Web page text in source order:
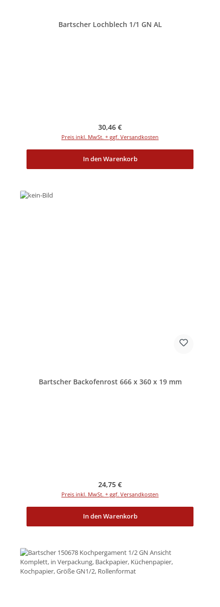
Bartscher Lochblech 1/1 GN AL
Regulärer Preis:
30,46 €
Preis inkl. MwSt. + ggf. Versandkosten
In den Warenkorb
Bartscher Backofenrost 666 x 360 x 19 mm
Regulärer Preis:
24,75 €
Preis inkl. MwSt. + ggf. Versandkosten
In den Warenkorb